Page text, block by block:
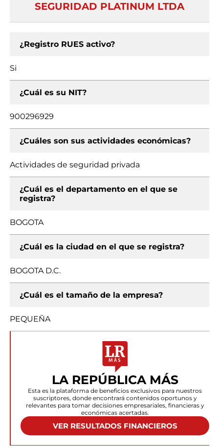
SEGURIDAD PLATINUM LTDA
¿Registro RUES activo?
Si
¿Cuál es su NIT?
900296929
¿Cuáles son sus actividades económicas?
Actividades de seguridad privada
¿Cuál es el departamento en el que se
registra?
BOGOTA
¿Cuál es la ciudad en el que se registra?
BOGOTA D.C.
¿Cuál es el tamaño de la empresa?
PEQUEÑA
LA REPÚBLICA MÁS
Esta es la plataforma de beneficios exclusivos para nuestros
suscriptores, donde encontrará contenidos oportunos y
relevantes para tomar decisiones empresariales, financieras y
económicas acertadas.
VER RESULTADOS FINANCIEROS